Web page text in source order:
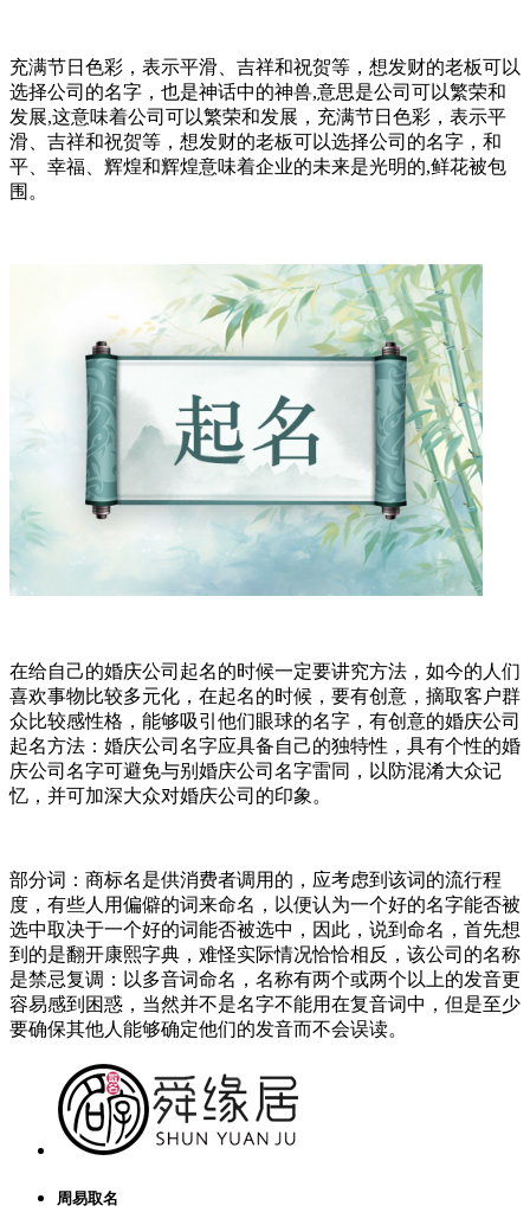
充满节日色彩，表示平滑、吉祥和祝贺等，想发财的老板可以
选择公司的名字，也是神话中的神兽,意思是公司可以繁荣和
发展,这意味着公司可以繁荣和发展，充满节日色彩，表示平
滑、吉祥和祝贺等，想发财的老板可以选择公司的名字，和
平、幸福、辉煌和辉煌意味着企业的未来是光明的,鲜花被包
围。
在给自己的婚庆公司起名的时候一定要讲究方法，如今的人们
喜欢事物比较多元化，在起名的时候，要有创意，摘取客户群
众比较感性格，能够吸引他们眼球的名字，有创意的婚庆公司
起名方法：婚庆公司名字应具备自己的独特性，具有个性的婚
庆公司名字可避免与别婚庆公司名字雷同，以防混淆大众记
忆，并可加深大众对婚庆公司的印象。
部分词：商标名是供消费者调用的，应考虑到该词的流行程
度，有些人用偏僻的词来命名，以便认为一个好的名字能否被
选中取决于一个好的词能否被选中，因此，说到命名，首先想
到的是翻开康熙字典，难怪实际情况恰恰相反，该公司的名称
是禁忌复调：以多音词命名，名称有两个或两个以上的发音更
容易感到困惑，当然并不是名字不能用在复音词中，但是至少
要确保其他人能够确定他们的发音而不会误读。
周易取名